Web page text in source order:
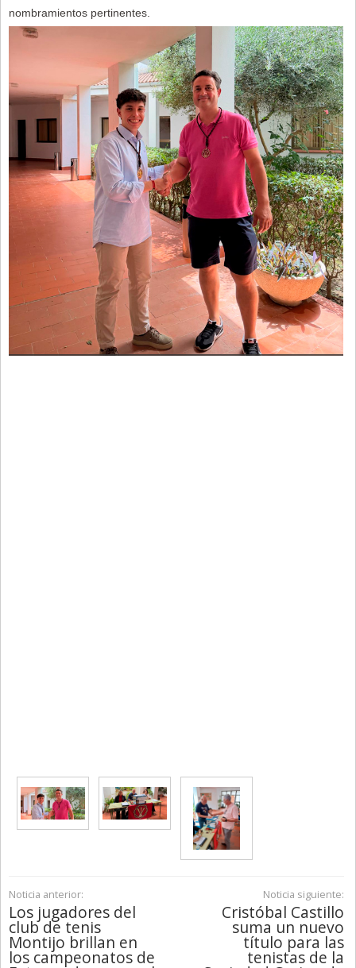
nombramientos pertinentes.
Noticia anterior:
Los jugadores del
club de tenis
Montijo brillan en
los campeonatos de
Noticia siguiente:
Cristóbal Castillo
suma un nuevo
título para las
tenistas de la